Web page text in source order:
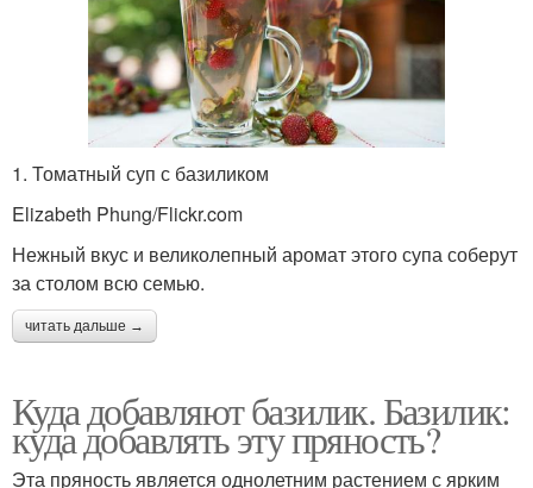
1. Томатный суп с базиликом
Elizabeth Phung/Flickr.com
Нежный вкус и великолепный аромат этого супа соберут
за столом всю семью.
читать дальше →
Куда добавляют базилик. Базилик:
куда добавлять эту пряность?
Эта пряность является однолетним растением с ярким